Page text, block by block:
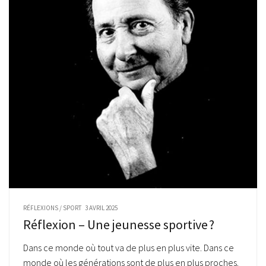
RÉFLEXIONS / SPORT 3 AVRIL 2025
Réflexion – Une jeunesse sportive ?
Dans ce monde où tout va de plus en plus vite. Dans ce
monde où les générations sont de plus en plus proches.